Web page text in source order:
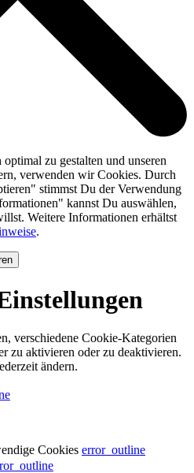
zu gestalten und unseren
verwenden wir Cookies. Durch
stimmst Du der Verwendung
kannst Du auswählen,
Weitere Informationen erhältst
.
verschiedene Cookie-Kategorien
zu aktivieren oder zu deaktivieren.
ändern.
Cookies error_outline